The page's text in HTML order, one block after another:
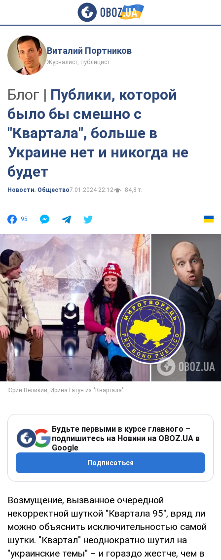
Виталий Портников
Журналист, публицист
Блог | Публики, которой
было бы смешно с
"Квартала", больше в
Украине нет и никогда не
будет
Новости. Общество7.01.2024 22:12 84,8 т.
95
Будьте первыми в курсе главного –
подпишитесь на Новини на OBOZ.UA в
Google
Подписаться
Возмущение, вызванное очередной
некорректной шуткой "Квартала 95", вряд ли
можно объяснить исключительностью самой
шутки. "Квартал" неоднократно шутил на
"украинские темы" – и гораздо жестче, чем в